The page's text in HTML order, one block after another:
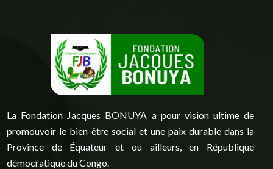
La Fondation Jacques BONUYA a pour vision ultime de
promouvoir le bien-être social et une paix durable dans la
Province de Équateur et ou ailleurs, en République
démocratique du Congo.